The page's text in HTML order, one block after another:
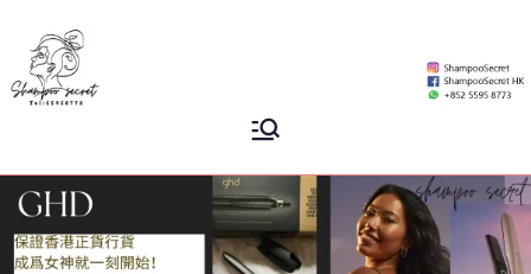
content
Secret
香港專業洗頭水專門店